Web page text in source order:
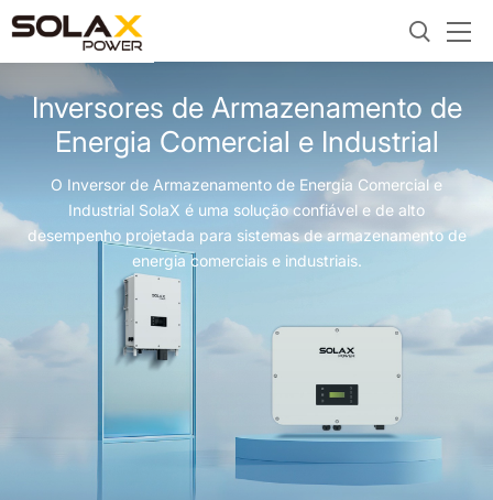
Inversores de Armazenamento de
Energia Comercial e Industrial
O Inversor de Armazenamento de Energia Comercial e
Industrial SolaX é uma solução confiável e de alto
desempenho projetada para sistemas de armazenamento de
energia comerciais e industriais.